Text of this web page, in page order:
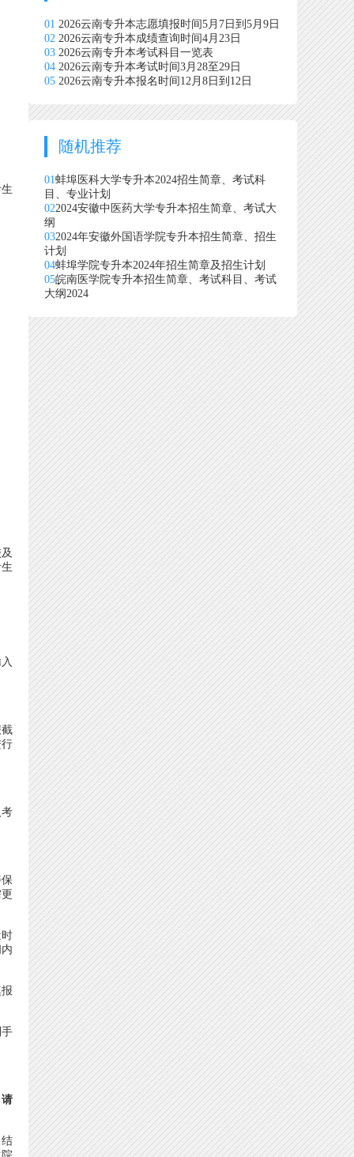
01 2026云南专升本志愿填报时间5月7日到5月9日
02 2026云南专升本成绩查询时间4月23日
03 2026云南专升本考试科目一览表
04 2026云南专升本考试时间3月28至29日
05 2026云南专升本报名时间12月8日到12日
随机推荐
01蚌埠医科大学专升本2024招生简章、考试科
目、专业计划
022024安徽中医药大学专升本招生简章、考试大
纲
032024年安徽外国语学院专升本招生简章、招生
计划
04蚌埠学院专升本2024年招生简章及招生计划
05皖南医学院专升本招生简章、考试科目、考试
大纲2024